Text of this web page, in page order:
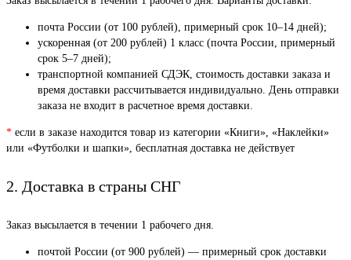
почта России (от 100 рублей), примерный срок 10–14 дней);
ускоренная (от 200 рублей) 1 класс (почта России, примерный
срок 5–7 дней);
транспортной компанией СДЭК, стоимость доставки заказа и
время доставки рассчитывается индивидуально. День отправки
заказа не входит в расчетное время доставки.
* если в заказе находится товар из категории «Книги», «Наклейки»
или «Футболки и шапки», бесплатная доставка не действует
2. Доставка в страны СНГ
Заказ высылается в течении 1 рабочего дня.
почтой России (от 900 рублей) — примерный срок доставки